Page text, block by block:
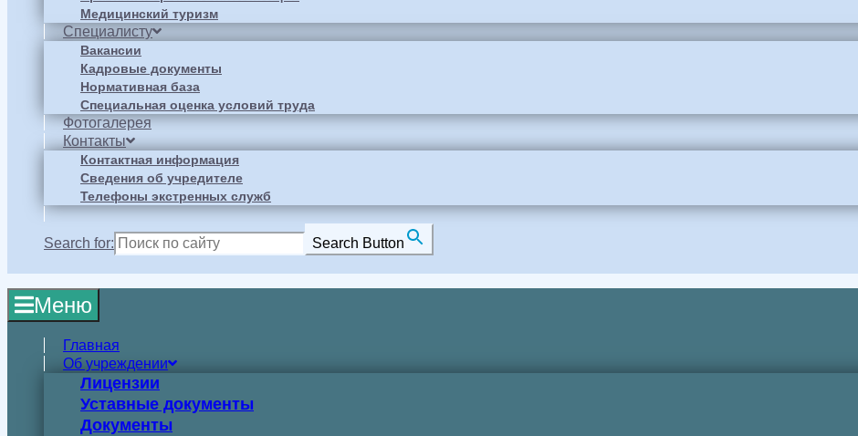
Медицинский туризм
Специалисту
Вакансии
Кадровые документы
Нормативная база
Специальная оценка условий труда
Фотогалерея
Контакты
Контактная информация
Сведения об учредителе
Телефоны экстренных служб
Search for: Search Button
Меню
Главная
Об учреждении
Лицензии
Уставные документы
Документы